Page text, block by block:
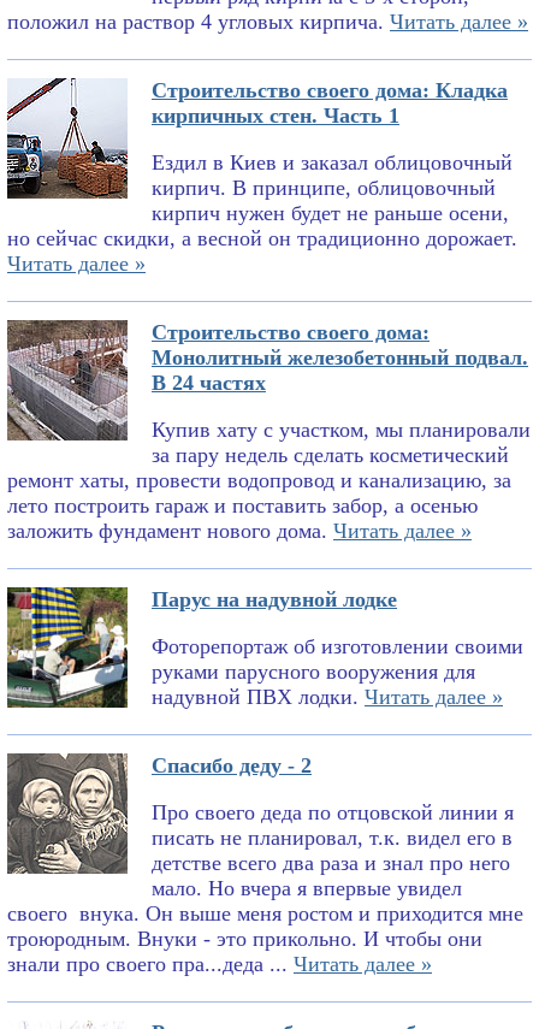
положил на раствор 4 угловых кирпича. Читать далее »
Строительство своего дома: Кладка
кирпичных стен. Часть 1
Ездил в Киев и заказал облицовочный
кирпич. В принципе, облицовочный
кирпич нужен будет не раньше осени,
но сейчас скидки, а весной он традиционно дорожает.
Читать далее »
Строительство своего дома:
Монолитный железобетонный подвал.
В 24 частях
Купив хату с участком, мы планировали
за пару недель сделать косметический
ремонт хаты, провести водопровод и канализацию, за
лето построить гараж и поставить забор, а осенью
заложить фундамент нового дома. Читать далее »
Парус на надувной лодке
Фоторепортаж об изготовлении своими
руками парусного вооружения для
надувной ПВХ лодки. Читать далее »
Спасибо деду - 2
Про своего деда по отцовской линии я
писать не планировал, т.к. видел его в
детстве всего два раза и знал про него
мало. Но вчера я впервые увидел
своего внука. Он выше меня ростом и приходится мне
троюродным. Внуки - это прикольно. И чтобы они
знали про своего пра...деда ... Читать далее »